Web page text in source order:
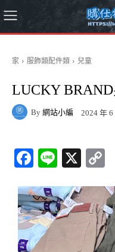
家 服飾類配件類 兒童
LUCKY
By 網站小編 2024 年 6
Fa
bo
ok
Li
X
y